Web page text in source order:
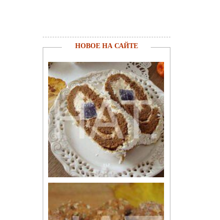
НОВОЕ НА САЙТЕ